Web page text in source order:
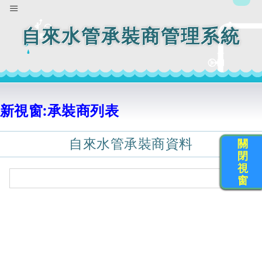
自來水管承裝商管理系統
新視窗:承裝商列表
自來水管承裝商資料
關
閉
視
窗